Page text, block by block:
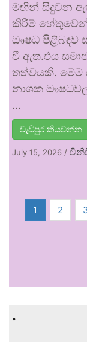
මඟින් සිදුවන
කිරීම්
ඖෂධ පිළිබඳව
වී ඇත.එය
තත්වයකි. මෙම
නාශක ඖෂධවල
…
වැඩිපුර කියවන්න
July 15, 2026 /
1 2
.